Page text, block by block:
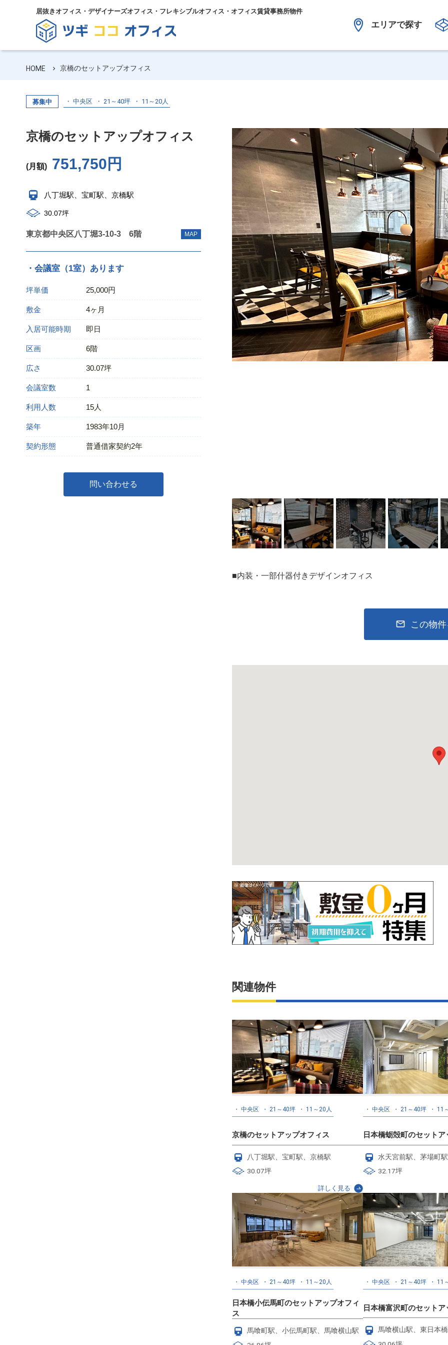
居抜きオフィス・デザイナーズオフィス・フレキシブルオフィス・オフィス賃貸事務所物件
エリアで探す
HOME 京橋のセットアップオフィス
募集中 中央区 21～40坪 11～20人
京橋のセットアップオフィス
(月額) 751,750円
八丁堀駅、宝町駅、京橋駅
30.07坪
東京都中央区八丁堀3‐10‐3 6階 MAP
・会議室（1室）あります
坪単価 25,000円
敷金 4ヶ月
入居可能時期 即日
区画 6階
広さ 30.07坪
会議室数 1
利用人数 15人
築年 1983年10月
契約形態 普通借家契約2年
問い合わせる
■内装・一部什器付きデザインオフィス
この物
関連物件
中央区 21～40坪 11～20人
京橋のセットアップオフィス
八丁堀駅、宝町駅、京橋駅
30.07坪
詳しく見る
中央区 21～40坪 11
日本橋蛎殻町のセット
水天宮前駅、茅場町
32.17坪
中央区 21～40坪 11～20人
日本橋小伝馬町のセットアップオフィ
ス
馬喰町駅、小伝馬町駅、馬喰横山駅
中央区 21～40坪 11
日本橋富沢町のセット
馬喰横山駅、東日本